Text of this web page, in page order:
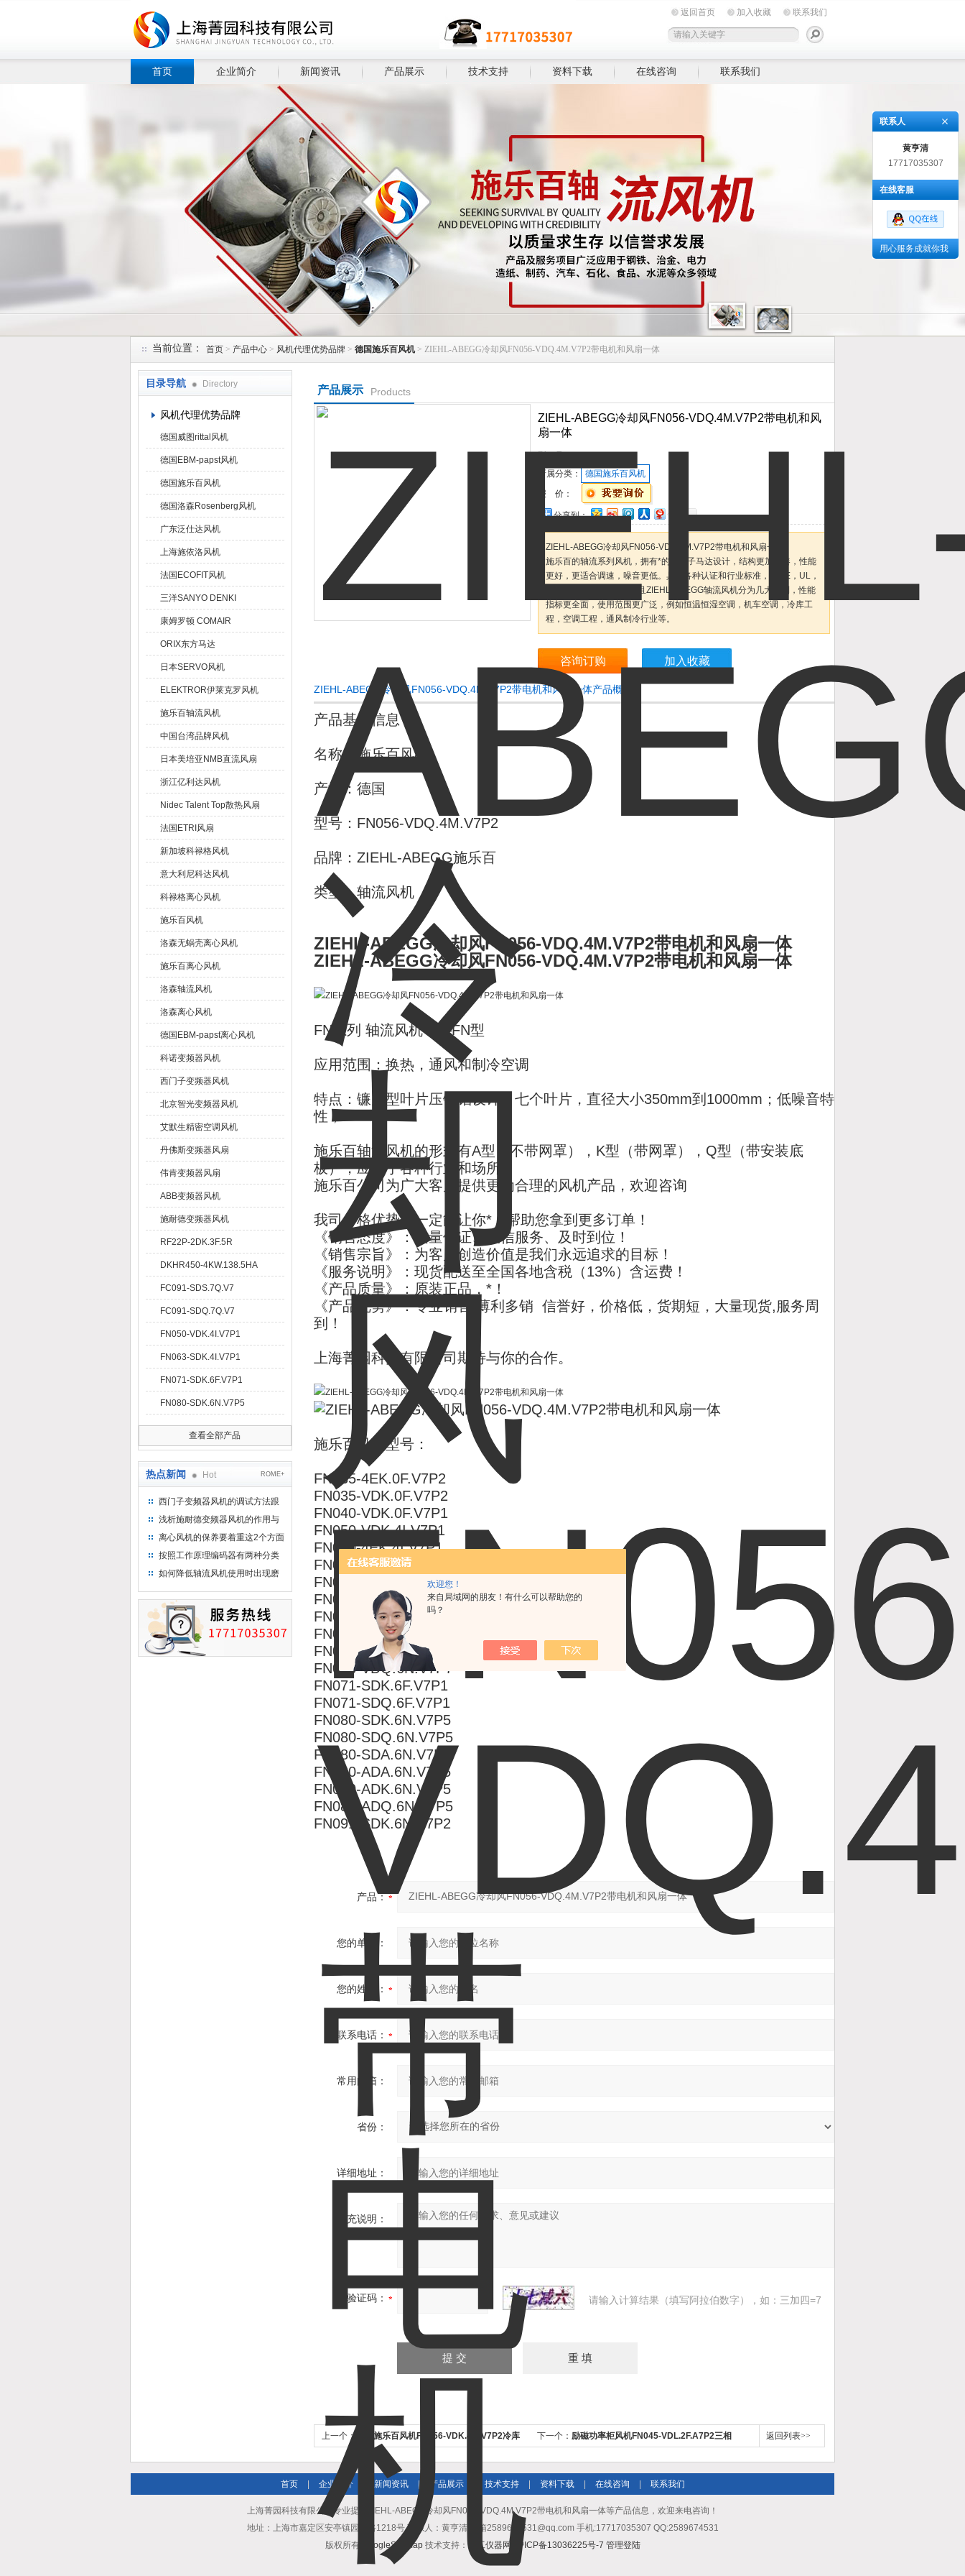
欢迎您！
来自局域网的朋友！有什么可以帮助您的
吗？
返回首页 加入收藏 联系我们
首页 企业简介 新闻资讯 产品展示 技术支持 资料下载 在线咨询 联系我们
当前位置： 首页 > 产品中心 > 风机代理优势品牌 > 德国施乐百风机> ZIEHL-ABEGG冷却风FN056-VDQ.4M.V7P2带电机和风扇一体
目录导航 Directory
风机代理优势品牌
德国威图rittal风机
德国EBM-papst风机
德国施乐百风机
德国洛森Rosenberg风机
广东泛仕达风机
上海施依洛风机
法国ECOFIT风机
三洋SANYO DENKI
康姆罗顿 COMAIR
ORIX东方马达
日本SERVO风机
ELEKTROR伊莱克罗风机
施乐百轴流风机
中国台湾品牌风机
日本美培亚NMB直流风扇
浙江亿利达风机
Nidec Talent Top散热风扇
法国ETRI风扇
新加坡科禄格风机
意大利尼科达风机
科禄格离心风机
施乐百风机
洛森无蜗壳离心风机
施乐百离心风机
洛森轴流风机
洛森离心风机
德国EBM-papst离心风机
科诺变频器风机
西门子变频器风机
北京智光变频器风机
艾默生精密空调风机
丹佛斯变频器风扇
伟肯变频器风扇
ABB变频器风机
施耐德变频器风机
RF22P-2DK.3F.5R
DKHR450-4KW.138.5HA
FC091-SDS.7Q.V7
FC091-SDQ.7Q.V7
FN050-VDK.4I.V7P1
FN063-SDK.4I.V7P1
FN071-SDK.6F.V7P1
FN080-SDK.6N.V7P5
查看全部产品
热点新闻 Hot ROME+
西门子变频器风机的调试方法跟
步骤
浅析施耐德变频器风机的作用与
意义所在
离心风机的保养要着重这2个方面
按照工作原理编码器有两种分类
如何降低轴流风机使用时出现磨
产品展示 Products
ZIEHL-ABEGG冷却风FN056-VDQ.4M.V7P2带电机和风
扇一体
所属分类：
德国施乐百风机
报 价：
分享到：
ZIEHL-ABEGG冷却风FN056-VDQ.4M.V7P2带电机和风扇一体
施乐百的轴流系列风机，拥有*的外转子马达设计，结构更加紧凑，性能
更好，更适合调速，噪音更低。具备各种认证和行业标准，如CE，UL，
ISO，CCC，DIN等，而且ZIEHL-ABEGG轴流风机分为几大系列，性能
指标更全面，使用范围更广泛，例如恒温恒湿空调，机车空调，冷库工
程，空调工程，通风制冷行业等。
咨询订购 加入收藏
ZIEHL-ABEGG冷却风FN056-VDQ.4M.V7P2带电机和风扇一体产品概述：
产品基本信息
名称：施乐百风机
产地：德国
型号：FN056-VDQ.4M.V7P2
品牌：ZIEHL-ABEGG施乐百
类型：轴流风机
ZIEHL-ABEGG冷却风FN056-VDQ.4M.V7P2带电机和风扇一体
ZIEHL-ABEGG冷却风FN056-VDQ.4M.V7P2带电机和风扇一体
FN系列 轴流风机——FN型
应用范围：换热，通风和制冷空调
特点：镰刀型叶片压铸铝设计，七个叶片，直径大小350mm到1000mm；低噪音特
性，
施乐百轴流风机的形式有A型（不带网罩），K型（带网罩），Q型（带安装底
板），应用于各种行业和场所，
施乐百公司为广大客户提供更为合理的风机产品，欢迎咨询
我司价格优势！一定能让你*，帮助您拿到更多订单！
《销售态度》：质量保证、诚信服务、及时到位！
《销售宗旨》：为客户创造价值是我们永远追求的目标！
《服务说明》：现货配送至全国各地含税（13%）含运费！
《产品质量》：原装正品，*！
《产品优势》：专业销售 薄利多销 信誉好，价格低，货期短，大量现货,服务周
到！
上海菁园科技有限公司期待与你的合作。
施乐百风机型号：
FN035-4EK.0F.V7P2
FN035-VDK.0F.V7P2
FN040-VDK.0F.V7P1
FN050-VDK.4I.V7P1
FN050-4EK.4I.V7P1
FN056-VDK.4M.V7P2
FN063-SDK.4I.V7P1
FN063-VDK.6N.V7P7
FN063-SDQ.4I.V7P1
FN063-SDA.4I.V7P1
FN063-VDA.6N.V7P7
FN063-VDQ.6N.V7P7
FN071-SDK.6F.V7P1
FN071-SDQ.6F.V7P1
FN080-SDK.6N.V7P5
FN080-SDQ.6N.V7P5
FN080-SDA.6N.V7P5
FN080-ADA.6N.V7P5
FN080-ADK.6N.V7P5
FN080-ADQ.6N.V7P5
FN091-SDK.6N.V7P2
产品：
您的单位：
您的姓名：
联系电话：
常用邮箱：
省份：
详细地址：
补充说明：
验证码： 请输入计算结果（填写阿拉伯数字），如：三加四=7
上一个： 德国施乐百风机FN056-VDK.4M.V7P2冷库 下一个： 励磁功率柜风机FN045-VDL.2F.A7P2三相 返回列表>>
首页 企业简介 新闻资讯 | 产品展示 技术支持 资料下载 在线咨询 联系我们
上海菁园科技有限公司专业提供ZIEHL-ABEGG冷却风FN056-VDQ.4M.V7P2带电机和风扇一体等产品信息，欢迎来电咨询！
地址：上海市嘉定区安亭镇园区路1218号 联系人：黄亨清 邮箱2589674531@qq.com 手机:17717035307 QQ:2589674531
版权所有
GoogleSitemap技术支持：化工仪器网 沪ICP备13036225号-7 管理登陆
联系人
黄亨清
17717035307
在线客服
用心服务成就你我